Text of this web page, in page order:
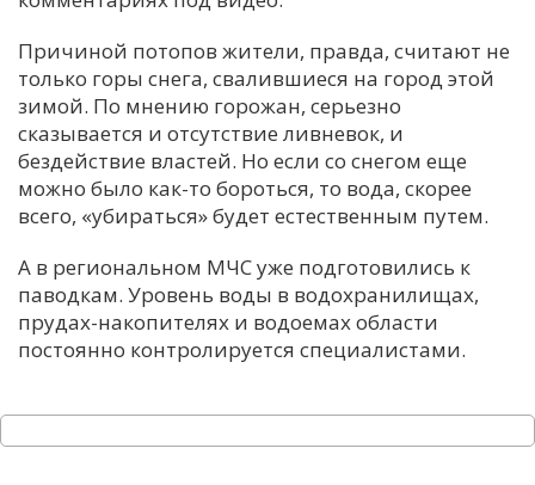
М
Н
Ч
Я
Причиной потопов жители, правда, считают не
только горы снега, свалившиеся на город этой
зимой. По мнению горожан, серьезно
сказывается и отсутствие ливневок, и
бездействие властей. Но если со снегом еще
можно было как-то бороться, то вода, скорее
всего, «убираться» будет естественным путем.
А в региональном МЧС уже подготовились к
паводкам. Уровень воды в водохранилищах,
прудах-накопителях и водоемах области
постоянно контролируется специалистами.